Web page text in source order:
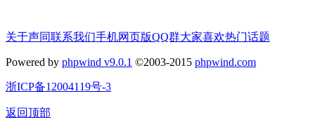
关于声同联系我们手机网页版QQ群大家喜欢热门话题
Powered by phpwind v9.0.1 ©2003-2015 phpwind.com
浙ICP备12004119号-3
返回顶部